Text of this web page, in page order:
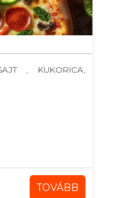
, KUKORICA,
TOVÁBB